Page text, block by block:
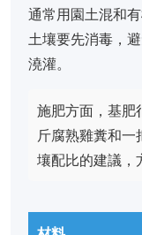
通常用園土混和
土壤要先消毒，
澆灌。
施肥方面，基肥
斤腐熟雞糞和
壤配比的建議，